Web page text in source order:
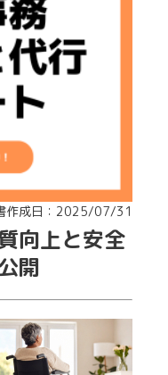
作成日：2025/07/31
向上と安全
開